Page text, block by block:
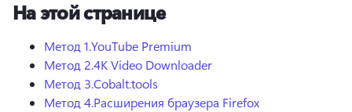
На этой странице
Метод 1.YouTube Premium
Метод 2.4K Video Downloader
Метод 3.Cobalt.tools
Метод 4.Расширения браузера Firefox